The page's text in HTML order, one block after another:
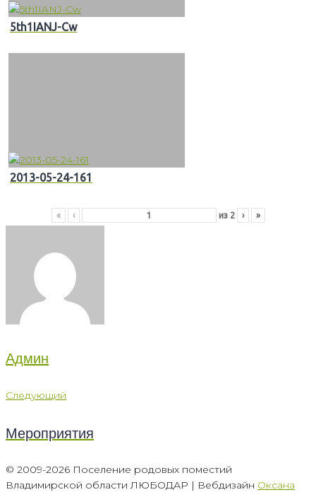
5th1IANJ-Cw
2013-05-24-161
« ‹ из 2 › »
Админ
Навигация
записям
Следующий
Следующий
Мероприятия
© 2009-2026 Поселение родовых поместий
Владимирской области ЛЮБОДАР | Вебдизайн Оксана